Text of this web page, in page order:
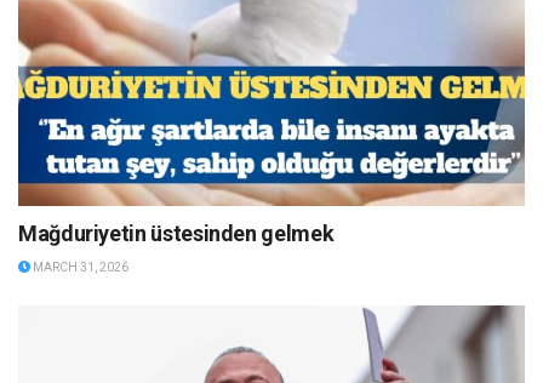
Mağduriyetin üstesinden gelmek
MARCH 31, 2026